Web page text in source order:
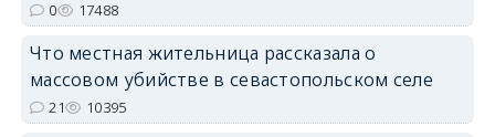
erid: 2SDnjdPjgYS
0 17488
Что местная жительница рассказала о
массовом убийстве в севастопольском селе
21 10395